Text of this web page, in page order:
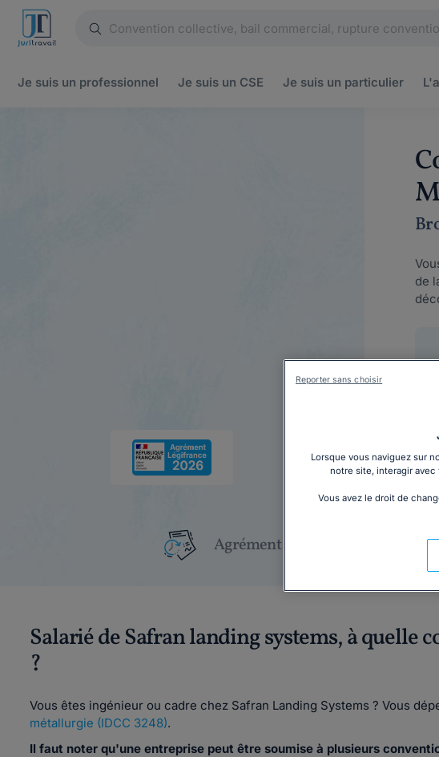
Je suis un professionnel Je suis un CSE Je suis un particulier
de
Agrément Légifrance
Salarié de Safran landing systems, à quelle
?
Vous êtes ingénieur ou cadre chez Safran Landing Systems ? Vous
métallurgie (IDCC 3248).
Il faut noter qu'une entreprise peut être soumise à plusieurs
Lorsque vous naviguez sur
notre site, interagir avec
Vous avez le droit de
Reporter sans choisir